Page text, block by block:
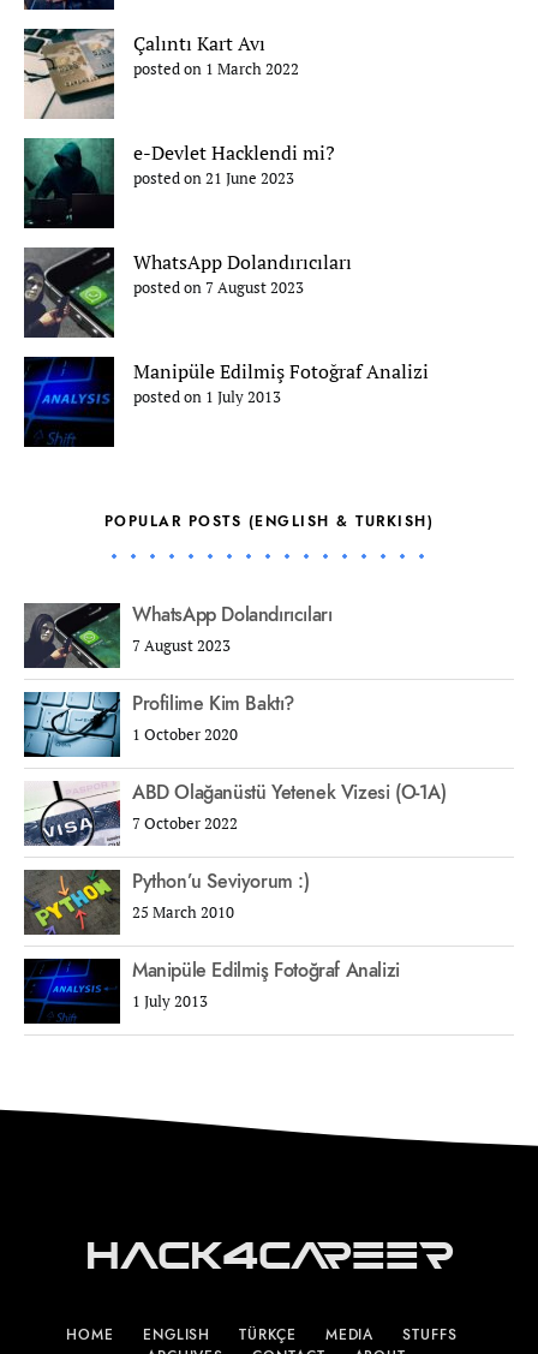
Çalıntı Kart Avı
posted on 1 March 2022
e-Devlet Hacklendi mi?
posted on 21 June 2023
WhatsApp Dolandırıcıları
posted on 7 August 2023
Manipüle Edilmiş Fotoğraf Analizi
posted on 1 July 2013
POPULAR POSTS (ENGLISH & TURKISH)
WhatsApp Dolandırıcıları
7 August 2023
Profilime Kim Baktı?
1 October 2020
ABD Olağanüstü Yetenek Vizesi (O-1A)
7 October 2022
Python’u Seviyorum :)
25 March 2010
Manipüle Edilmiş Fotoğraf Analizi
1 July 2013
Hack4Career
HOME ENGLISH TÜRKÇE MEDIA
STUFFS